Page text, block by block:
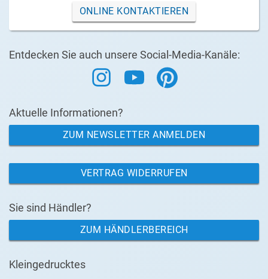
ONLINE KONTAKTIEREN
Entdecken Sie auch unsere Social-Media-Kanäle:
Aktuelle Informationen?
ZUM NEWSLETTER ANMELDEN
VERTRAG WIDERRUFEN
Sie sind Händler?
ZUM HÄNDLERBEREICH
Kleingedrucktes